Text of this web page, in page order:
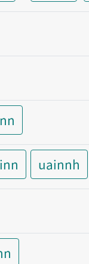
uainnh